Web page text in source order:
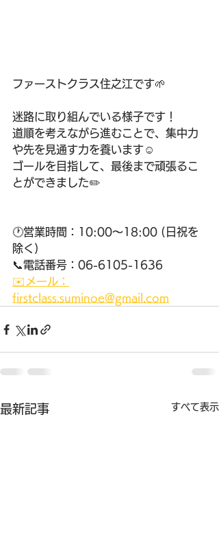
ファーストクラス住之江です🌱
迷路に取り組んでいる様子です！
道順を考えながら進むことで、集中力
や先を見通す力を養います☺️
ゴールを目指して、最後まで頑張るこ
とができました✏️
🕐営業時間：10:00〜18:00 (日祝を
除く)
📞電話番号：06-6105-1636
✉️メール：
firstclass.suminoe@gmail.com
最新記事 すべて表示